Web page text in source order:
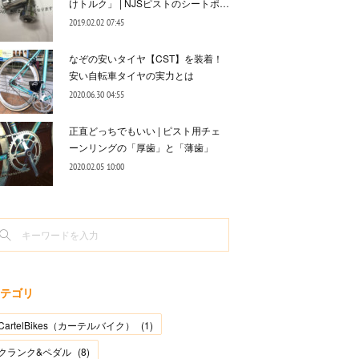
けトルク」 | NJSピストのシートポ…
2019.02.02 07:45
なぞの安いタイヤ【CST】を装着！
安い自転車タイヤの実力とは
2020.06.30 04:55
正直どっちでもいい | ピスト用チェ
ーンリングの「厚歯」と「薄歯」
2020.02.05 10:00
ゴリ
（カーテルバイク） (1)
ランク&ペダル (8)